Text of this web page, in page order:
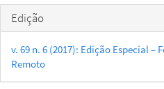
Detalhes
do
artigo
Edição
v. 69 n. 6 (2017): Edição Especial
Remoto